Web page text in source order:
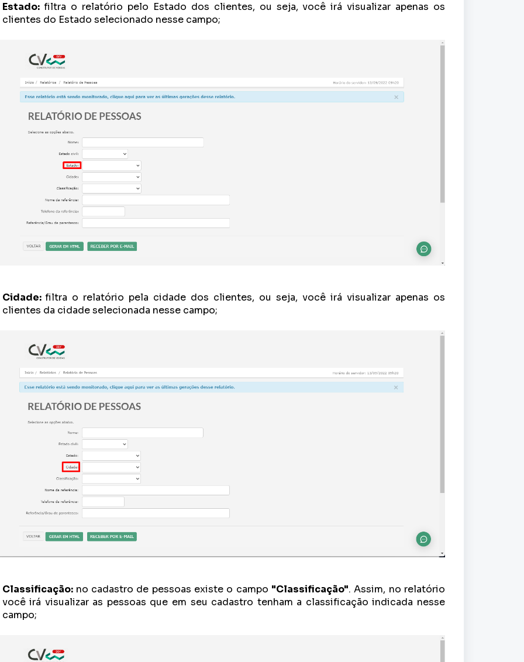
Estado:filtra o relatório pelo Estado dos clientes, ou seja, você irá visualizar apenas os
clientes do Estado selecionado nesse campo;
Cidade:filtra o relatório pela cidade dos clientes, ou seja, você irá visualizar apenas os
clientes da cidade selecionada nesse campo;
Classificação:no cadastro de pessoas existe o campo "Classificação". Assim, no relatório
você irá visualizar as pessoas que em seu cadastro tenham a classificação indicada nesse
campo;